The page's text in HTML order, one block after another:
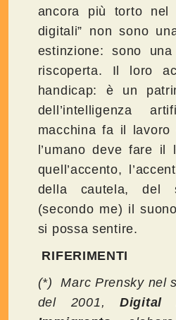
ancora più torto nel
digitali” non sono
estinzione: sono
riscoperta. Il loro
handicap: è un
dell’intelligenza
macchina fa il lavoro
l’umano deve fare il
quell’accento,
della cautela, del
(secondo me) il
si possa sentire.
RIFERIMENTI
(*) Marc Prensky nel
del 2001,Digital